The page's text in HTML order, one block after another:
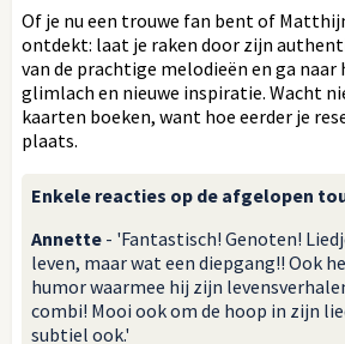
Of je nu een trouwe fan bent of
ontdekt: laat je raken door zijn
van de prachtige melodieën en ga naar
glimlach en nieuwe inspiratie. Wacht
kaarten boeken, want hoe eerder je
plaats.
Enkele reacties op de afgelopen
Annette - 'Fantastisch! Genoten!
leven, maar wat een diepgang!! Ook
humor waarmee hij zijn
combi! Mooi ook om de hoop in zijn
subtiel ook.'